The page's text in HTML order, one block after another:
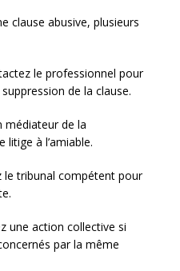
clause abusive, plusieurs
le professionnel pour
de la clause.
médiateur de la
à l’amiable.
le tribunal compétent pour
une action collective si
par la même